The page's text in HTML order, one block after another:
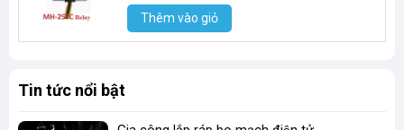
Thêm vào giỏ
Tin tức nổi bật